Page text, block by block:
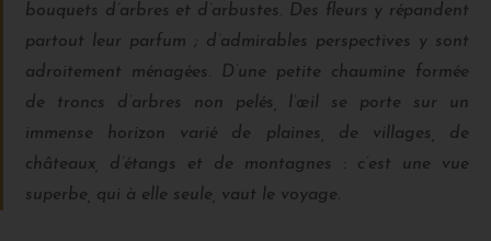
bouquets d’arbres et d’arbustes. Des fleurs y répandent
partout leur parfum ; d’admirables perspectives y sont
adroitement ménagées. D’une petite chaumine formée
de troncs d’arbres non pelés, l’œil se porte sur un
immense horizon varié de plaines, de villages, de
châteaux, d’étangs et de montagnes : c’est une vue
superbe, qui à elle seule, vaut le voyage.